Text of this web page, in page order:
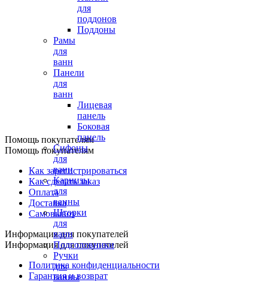
для
поддонов
Поддоны
Рамы
для
ванн
Панели
для
ванн
Лицевая
панель
Боковая
панель
Сифоны
для
ванн
Карнизы
для
ванны
Шторки
для
ванн
Подголовники
Ручки
для
ванны
Помощь покупателям
Помощь покупателям
Как зарегистрироваться
Как сделать заказ
Оплата
Доставка
Самовывоз
Информация для покупателей
Информация для покупателей
Политика конфиденциальности
Гарантия и возврат